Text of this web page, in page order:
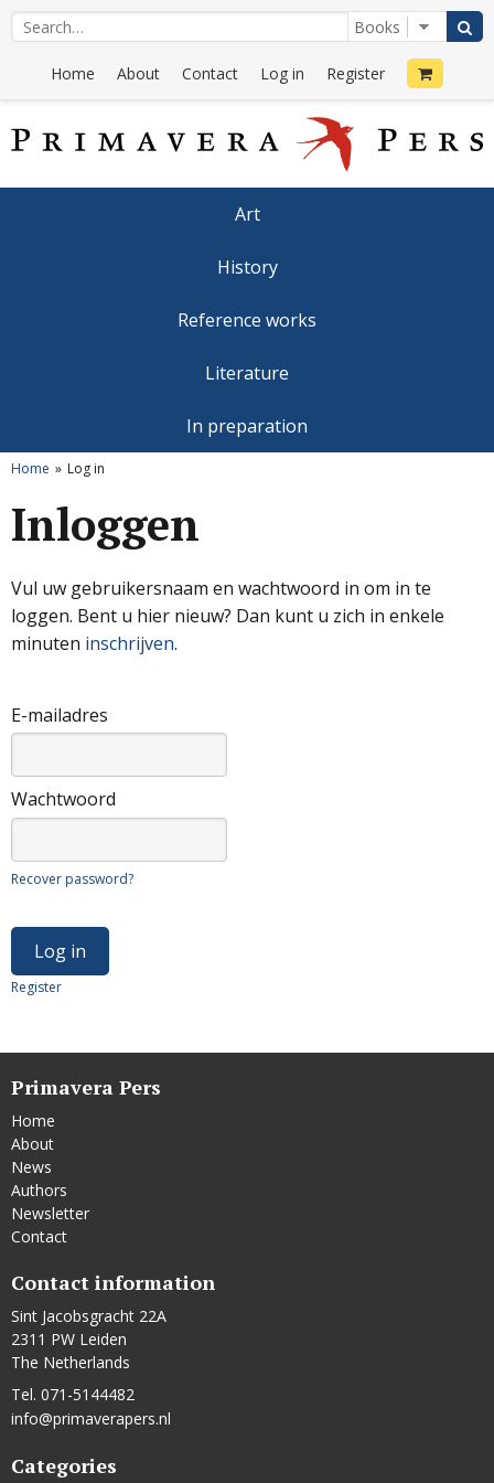
Home About Contact Log in Register
Art
History
Reference works
Literature
In preparation
Home Log in
Inloggen
Vul uw gebruikersnaam en wachtwoord in om in te
loggen. Bent u hier nieuw? Dan kunt u zich in enkele
minuten inschrijven.
E-mailadres
Wachtwoord
Recover password?
Register
Primavera Pers
Home
About
News
Authors
Newsletter
Contact
Contact information
Sint Jacobsgracht 22A
2311 PW Leiden
The Netherlands
Tel. 071-5144482
info@primaverapers.nl
Categories